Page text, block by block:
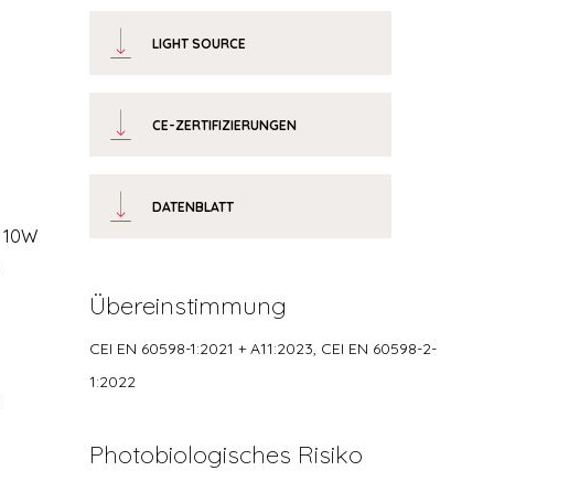
10W
LIGHT SOURCE
CE-ZERTIFIZIERUNGEN
DATENBLATT
Übereinstimmung
CEI EN 60598-1:2021 + A11:2023, CEI EN 60598-2-
1:2022
Photobiologisches Risiko